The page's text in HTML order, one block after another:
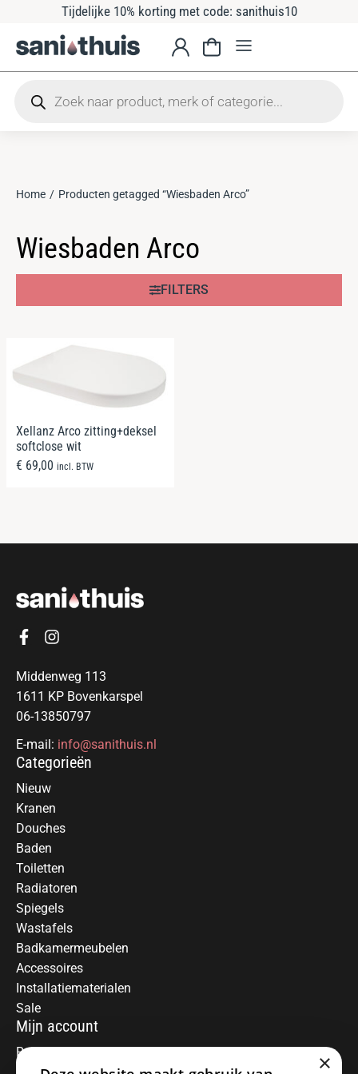
Tijdelijke 10% korting met code: sanithuis10
Je bent hier:
Home Producten getagged “Wiesbaden Arco”
Wiesbaden Arco
FILTERS
Xellanz Arco zitting+deksel
softclose wit
€ 69,00 incl. BTW
Middenweg 113
1611 KP Bovenkarspel
06-13850797
E-mail: info@sanithuis.nl
Categorieën
Nieuw
Kranen
Douches
Baden
Toiletten
Radiatoren
Spiegels
Wastafels
Badkamermeubelen
Accessoires
Installatiematerialen
Sale
Mijn account
Registreren
×